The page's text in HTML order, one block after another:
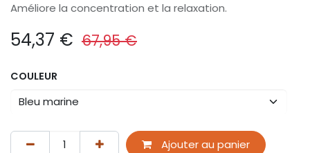
Améliore la concentration et la relaxation.
54,37 € 67,95€
COULEUR
Ajouter au panier